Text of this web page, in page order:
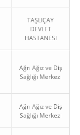
TAŞLIÇAY
DEVLET
HASTANESİ
Ağrı Ağız ve Diş
Sağlığı Merkezi
Ağrı Ağız ve Diş
Sağlığı Merkezi